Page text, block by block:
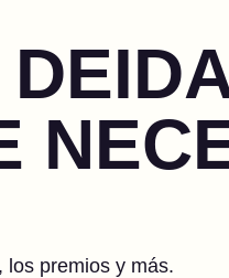
los premios y más.